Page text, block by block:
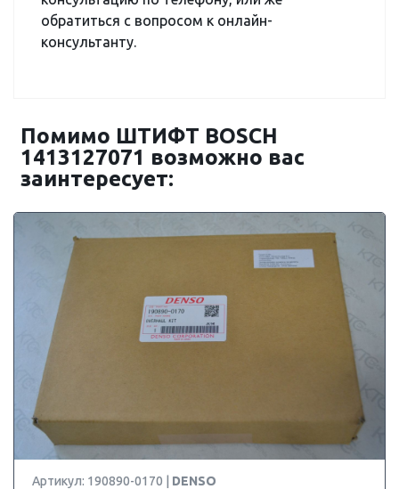
обратиться с вопросом к онлайн-
консультанту.
Помимо ШТИФТ BOSCH
1413127071 возможно вас
заинтересует:
Артикул: 190890-0170 | DENSO